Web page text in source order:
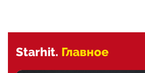
Starhit. Главное